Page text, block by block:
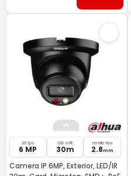
20 fps
6 MP
LED si IR
30m
lentila fixa
2.8mm
Camera IP 6MP, Exterior, LED/IR